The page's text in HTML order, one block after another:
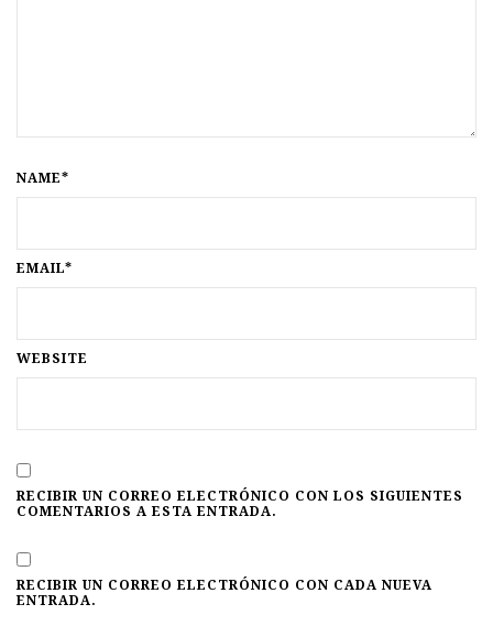
NAME*
EMAIL*
WEBSITE
RECIBIR UN CORREO ELECTRÓNICO CON LOS SIGUIENTES
COMENTARIOS A ESTA ENTRADA.
RECIBIR UN CORREO ELECTRÓNICO CON CADA NUEVA
ENTRADA.